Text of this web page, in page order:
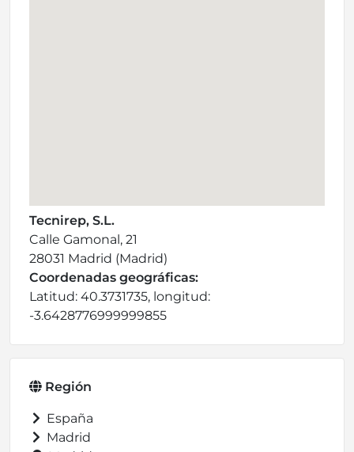
Tecnirep, S.L.
Calle Gamonal, 21
28031 Madrid (Madrid)
Coordenadas geográficas:
Latitud: 40.3731735, longitud:
-3.6428776999999855
Región
España
Madrid